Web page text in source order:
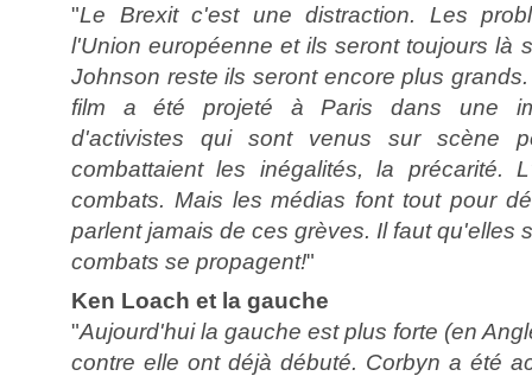
"Le Brexit c'est une distraction. Les
l'Union européenne et ils seront toujours là
Johnson reste ils seront encore plus
film a été projeté à Paris dans une
d'activistes qui sont venus sur scène
combattaient les inégalités, la précarité.
combats. Mais les médias font tout pour
parlent jamais de ces grèves. Il faut qu'elles
combats se propagent!"
Ken Loach et la gauche
"Aujourd'hui la gauche est plus forte (en
contre elle ont déjà débuté. Corbyn a été